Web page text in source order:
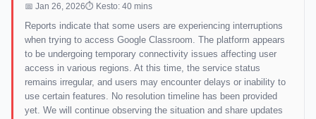
📅 Jan 26, 2026⏱ Kesto: 40 mins
Reports indicate that some users are experiencing interruptions
when trying to access Google Classroom. The platform appears
to be undergoing temporary connectivity issues affecting user
access in various regions. At this time, the service status
remains irregular, and users may encounter delays or inability to
use certain features. No resolution timeline has been provided
yet. We will continue observing the situation and share updates